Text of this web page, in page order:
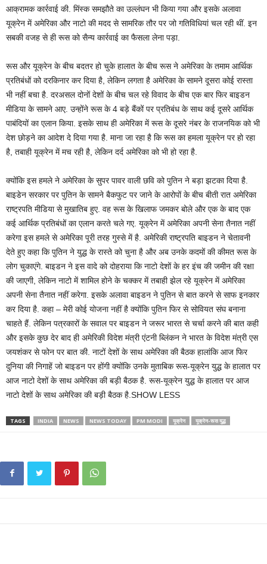
आक्रामक कार्रवाई की. मिंस्क समझौते का उल्लंघन भी किया गया और इसके अलावा
यूक्रेन में अमेरिका और नाटो की मदद से सामरिक तौर पर जो गतिविधियां चल रही थीं. इन
सबकी वजह से ही रूस को सैन्य कार्रवाई का फैसला लेना पड़ा.
रूस और यूक्रेन के बीच बदतर हो चुके हालात के बीच रूस ने अमेरिका के तमाम आर्थिक
प्रतिबंधों को दरकिनार कर दिया है, लेकिन लगता है अमेरिका के सामने दूसरा कोई रास्ता
भी नहीं बचा है. दरअसल दोनों देशों के बीच चल रहे विवाद के बीच एक बार फिर बाइडन
मीडिया के सामने आए. उन्होंने रूस के 4 बड़े बैंकों पर प्रतिबंध के साथ कई दूसरे आर्थिक
पाबंदियों का एलान किया. इसके साथ ही अमेरिका में रूस के दूसरे नंबर के राजनयिक को भी
देश छोड़ने का आदेश दे दिया गया है. माना जा रहा है कि रूस का हमला यूक्रेन पर हो रहा
है, तबाही यूक्रेन में मच रही है, लेकिन दर्द अमेरिका को भी हो रहा है.
क्योंकि इस हमले ने अमेरिका के सुपर पावर वाली छवि को पुतिन ने बड़ा झटका दिया है.
बाइडेन सरकार पर पुतिन के सामने बैकफुट पर जाने के आरोपों के बीच बीती रात अमेरिका
राष्ट्रपति मीडिया से मुखातिब हुए. वह रूस के खिलाफ जमकर बोले और एक के बाद एक
कई आर्थिक प्रतिबंधों का एलान करते चले गए. यूक्रेन में अमेरिका अपनी सेना तैनात नहीं
करेगा इस हमले से अमेरिका पूरी तरह गुस्से में है. अमेरिकी राष्ट्रपति बाइडन ने चेतावनी
देते हुए कहा कि पुतिन ने युद्ध के रास्ते को चुना है और अब उनके कदमों की कीमत रूस के
लोग चुकाएंगे. बाइडन ने इस वादे को दोहराया कि नाटो देशों के हर इंच की जमीन की रक्षा
की जाएगी, लेकिन नाटो में शामिल होने के चक्कर में तबाही झेल रहे यूक्रेन में अमेरिका
अपनी सेना तैनात नहीं करेगा. इसके अलावा बाइडन ने पुतिन से बात करने से साफ इनकार
कर दिया है. कहा – मेरी कोई योजना नहीं है क्योंकि पुतिन फिर से सोवियत संघ बनाना
चाहते हैं. लेकिन पत्रकारों के सवाल पर बाइडन ने जरूर भारत से चर्चा करने की बात कही
और इसके कुछ देर बाद ही अमेरिकी विदेश मंत्री एंटनी ब्लिंकन ने भारत के विदेश मंत्री एस
जयशंकर से फोन पर बात की. नाटों देशों के साथ अमेरिका की बैठक हालांकि आज फिर
दुनिया की निगाहें जो बाइडन पर होंगी क्योंकि उनके मुताबिक रूस-यूक्रेन युद्ध के हालात पर
आज नाटो देशों के साथ अमेरिका की बड़ी बैठक है. रूस-यूक्रेन युद्ध के हालात पर आज
नाटो देशों के साथ अमेरिका की बड़ी बैठक है.SHOW LESS
TAGS INDIA NEWS NEWS TODAY PM MODI यूक्रेन यूक्रेन-रूस युद्ध